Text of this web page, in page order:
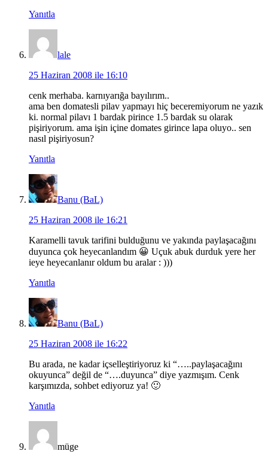
Yanıtla
lale
25 Haziran 2008 ile 16:10
cenk merhaba. karnıyarığa bayılırım..
ama ben domatesli pilav yapmayı hiç beceremiyorum ne yazık
ki. normal pilavı 1 bardak pirince 1.5 bardak su olarak
pişiriyorum. ama işin içine domates girince lapa oluyo.. sen
nasıl pişiriyosun?
Yanıtla
Banu (BaL)
25 Haziran 2008 ile 16:21
Karamelli tavuk tarifini bulduğunu ve yakında paylaşacağını
duyunca çok heyecanlandım 😀 Uçuk abuk durduk yere her
ieye heyecanlanır oldum bu aralar : )))
Yanıtla
Banu (BaL)
25 Haziran 2008 ile 16:22
Bu arada, ne kadar içselleştiriyoruz ki “…..paylaşacağını
okuyunca” değil de “….duyunca” diye yazmışım. Cenk
karşımızda, sohbet ediyoruz ya! 🙂
Yanıtla
müge